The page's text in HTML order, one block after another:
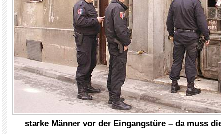
starke Männer vor der Eingangstüre – da muss